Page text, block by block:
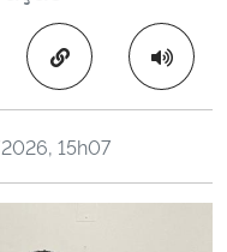
Copiar para área
15h07